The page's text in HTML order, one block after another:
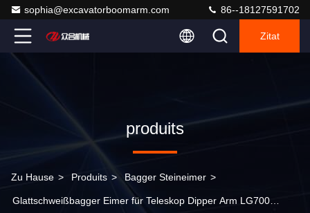
sophia@excavatorboomarm.com 86--18127591702
Zitat
produits
Zu Hause > Produits > Bagger Steineimer >
Glattschweißbagger Eimer für Teleskop Dipper Arm LG700